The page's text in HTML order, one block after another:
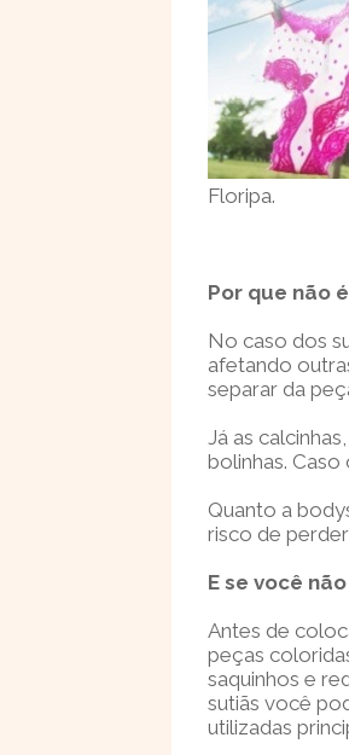
Floripa.
Por que não
No caso dos
afetando
separar da
Já as
bolinhas.
Quanto a
risco de
E se você
Antes de
peças
saquinhos e
sutiãs você
utilizadas